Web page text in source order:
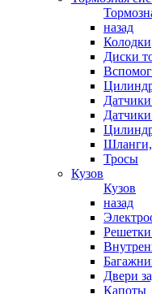
назад
Колодки
Диски
Шланги,
Тросы
Кузов
Кузов
назад
Решетки
Двери
Капоты